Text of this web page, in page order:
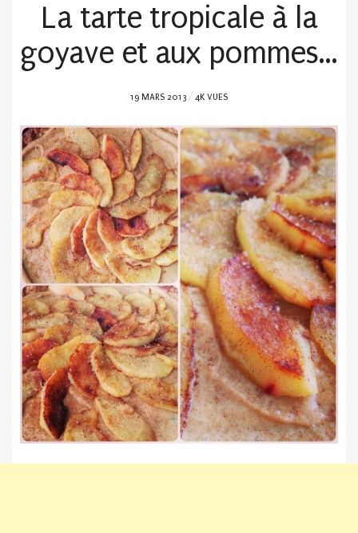
La tarte tropicale à la
goyave et aux pommes…
POSTED
19 MARS 2013 4K VUES